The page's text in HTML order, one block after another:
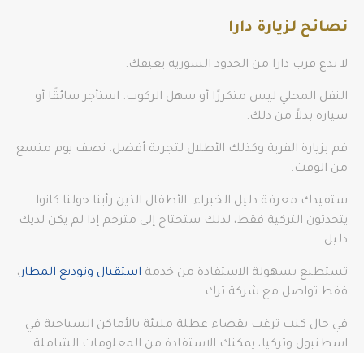
نصائح لزيارة دارا
لا تدع قرب دارا من الحدود السورية يعيقك.
النقل المحلي ليس متكررًا أو سهل الركوب. استأجر سائقًا أو
سيارة بدلاً من ذلك.
قم بزيارة القرية وكذلك الأطلال لتجربة أفضل. نصف يوم متسع
من الوقت.
ستفيدك معرفة دليل الخبراء. الأطفال الذين رأينا حولنا كانوا
يتحدثون التركية فقط، لذلك ستحتاج إلى مترجم إذا لم يكن لديك
دليل.
تستطيع بسهولة الاستفادة من خدمة استقبال وتوديع المطار،
فقط تواصل مع شركة ترك.
في حال كنت ترغب بقضاء عطلة مليئة بالأماكن السياحية في
اسطنبول وتركيا، يمكنك الاستفادة من المعلومات الشاملة